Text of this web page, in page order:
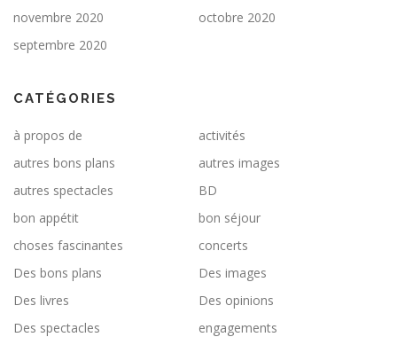
novembre 2020
octobre 2020
septembre 2020
CATÉGORIES
à propos de
activités
autres bons plans
autres images
autres spectacles
BD
bon appétit
bon séjour
choses fascinantes
concerts
Des bons plans
Des images
Des livres
Des opinions
Des spectacles
engagements